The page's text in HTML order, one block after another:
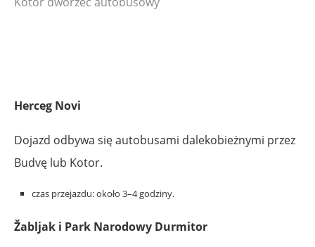
Herceg Novi
Dojazd odbywa się autobusami dalekobieżnymi przez
Budvę lub Kotor.
czas przejazdu: około 3–4 godziny.
Žabljak i Park Narodowy Durmitor